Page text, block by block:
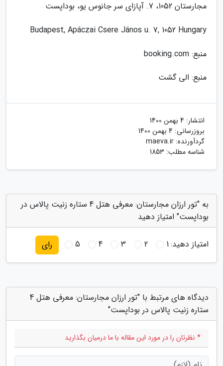
مجارستان 1052، 7. آپازای سر جانوس یو، بوداپست
Budapest, Apáczai Csere János u. 7, 1052 Hungary
منبع: booking.com
منبع: الی گشت
انتشار: 4 بهمن 1400
بروزرسانی: 4 بهمن 1400
گردآورنده: maeva.ir
شناسه مطلب: 1853
به "تور ارزان مجارستان: معرفی هتل 4 ستاره زنیت پالاس در
بوداپست" امتیاز دهید
امتیاز دهید:1
2
3
4
5 رای
دیدگاه های مرتبط با "تور ارزان مجارستان: معرفی هتل 4
ستاره زنیت پالاس در بوداپست"
* نظرتان را در مورد این مقاله با ما درمیان بگذارید